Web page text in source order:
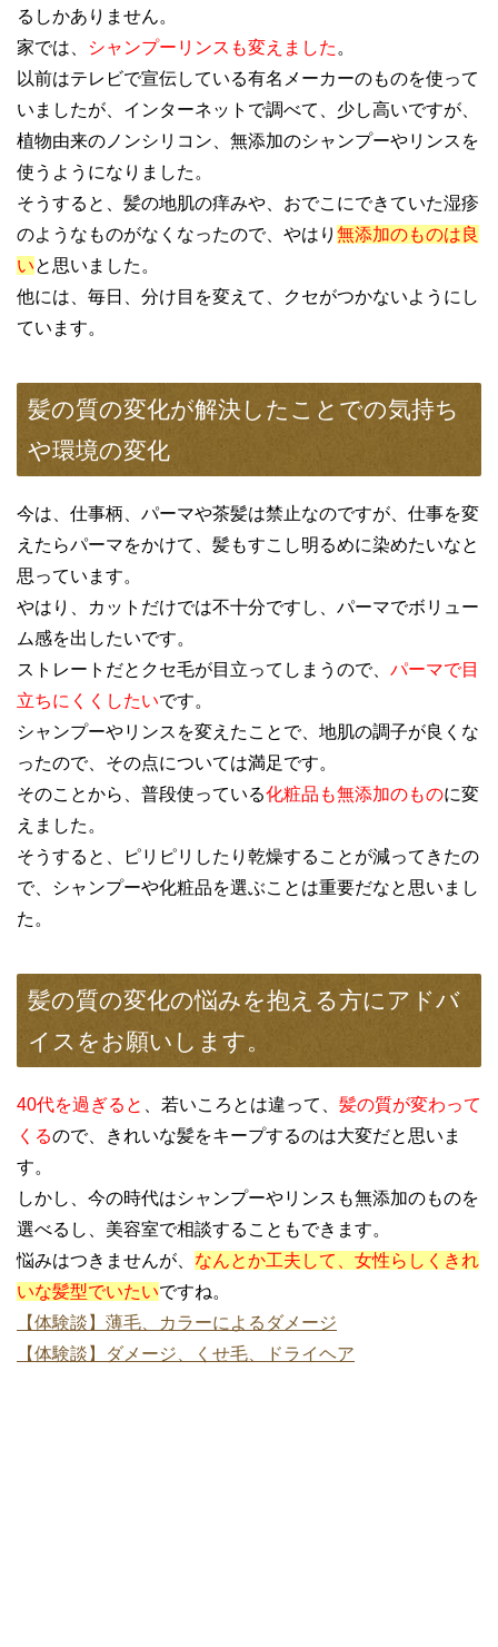
るしかありません。
家では、
シャンプーリンスも変えました 。
以前はテレビで宣伝している有名メーカーのものを使って
いましたが、インターネットで調べて、少し高いですが、
植物由来のノンシリコン、無添加のシャンプーやリンスを
使うようになりました。
そうすると、髪の地肌の痒みや、おでこにできていた湿疹
のようなものがなくなったので、やはり 無添加のものは良
いと思いました。
他には、毎日、分け目を変えて、クセがつかないようにし
ています。
髪の質の変化が解決したことでの気持ち
や環境の変化
今は、仕事柄、パーマや茶髪は禁止なのですが、仕事を変
えたらパーマをかけて、髪もすこし明るめに染めたいなと
思っています。
やはり、カットだけでは不十分ですし、パーマでボリュー
ム感を出したいです。
ストレートだとクセ毛が目立ってしまうので、 パーマで目
立ちにくくしたいです。
シャンプーやリンスを変えたことで、地肌の調子が良くな
ったので、その点については満足です。
そのことから、普段使っている化粧品も無添加のものに変
えました。
そうすると、ピリピリしたり乾燥することが減ってきたの
で、シャンプーや化粧品を選ぶことは重要だなと思いまし
た。
髪の質の変化の悩みを抱える方にアドバ
イスをお願いします。
40代を過ぎると 、若いころとは違って、 髪の質が変わって
くるので、きれいな髪をキープするのは大変だと思いま
す。
しかし、今の時代はシャンプーやリンスも無添加のものを
選べるし、美容室で相談することもできます。
悩みはつきませんが、 なんとか工夫して、女性らしくきれ
いな髪型でいたいですね。
【体験談】薄毛、カラーによるダメージ
【体験談】ダメージ、くせ毛、ドライヘア